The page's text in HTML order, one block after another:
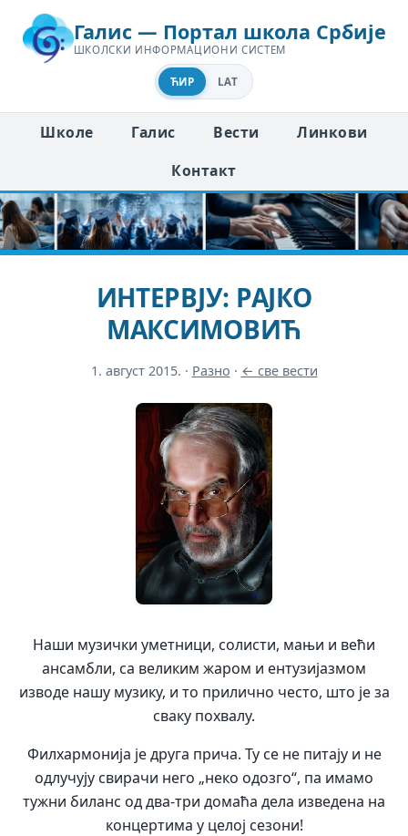
Галис — Портал школа Србије
ШКОЛСКИ ИНФОРМАЦИОНИ СИСТЕМ
ЋИР LAT
Школе Галис Вести
Линкови
Контакт
ИНТЕРВЈУ: РАЈКО
МАКСИМОВИЋ
1. август 2015. · Разно · ← све вести
Наши музички уметници, солисти, мањи и већи
ансамбли, са великим жаром и ентузијазмом
изводе нашу музику, и то прилично често, што је за
сваку похвалу.
Филхармонија је друга прича. Ту се не питају и не
одлучују свирачи него „неко одозго“, па имамо
тужни биланс од два-три домаћа дела изведена на
концертима у целој сезони!